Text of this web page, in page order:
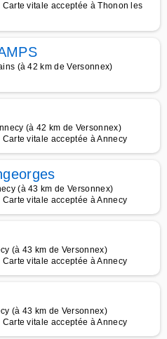
vitale acceptée à Thonon les
(à 42 km de Versonnex)
(à 42 km de Versonnex)
vitale acceptée à Annecy
(à 43 km de Versonnex)
vitale acceptée à Annecy
(à 43 km de Versonnex)
vitale acceptée à Annecy
(à 43 km de Versonnex)
vitale acceptée à Annecy